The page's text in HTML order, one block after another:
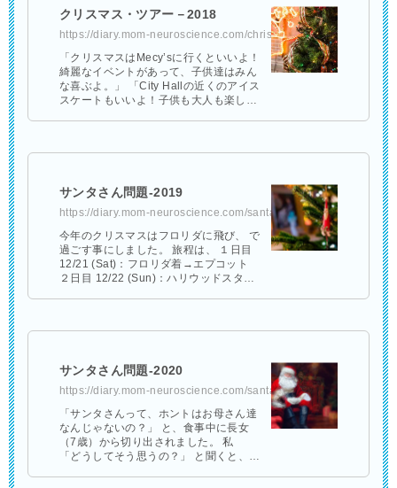
クリスマス・ツアー－2018
https://diary.mom-neuroscience.com/christmas-2018/
「クリスマスはMecy’sに行くといいよ！
綺麗なイベントがあって、子供達はみん
な喜ぶよ。」 「City Hallの近くのアイス
スケートもいいよ！子供も大人も楽しん
サンタさん問題-2019
https://diary.mom-neuroscience.com/santaclaus-2019/
今年のクリスマスはフロリダに飛び、 で
過ごす事にしました。 旅程は、 １日目
12/21 (Sat)：フロリダ着→エプコット
２日目 12/22 (Sun)：ハリウッドスタジ
サンタさん問題-2020
https://diary.mom-neuroscience.com/santa-clause-2020/
「サンタさんって、ホントはお母さん達
なんじゃないの？」 と、食事中に長女
（7歳）から切り出されました。 私
「どうしてそう思うの？」 と聞くと、